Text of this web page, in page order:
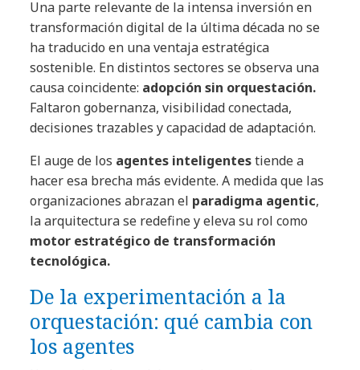
Una parte relevante de la intensa inversión en
transformación digital de la última década no se
ha traducido en una ventaja estratégica
sostenible. En distintos sectores se observa una
causa coincidente: adopción sin orquestación.
Faltaron gobernanza, visibilidad conectada,
decisiones trazables y capacidad de adaptación.
El auge de los agentes inteligentestiende a
hacer esa brecha más evidente. A medida que las
organizaciones abrazan el paradigma agentic,
la arquitectura se redefine y eleva su rol como
motor estratégico de transformación
tecnológica.
De la experimentación a la
orquestación: qué cambia con
los agentes